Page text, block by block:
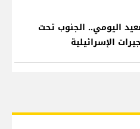
اليومي.. الجنوب تحت
الإسرائيلية